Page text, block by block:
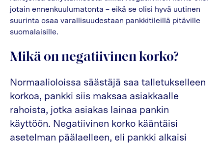
jotain ennenkuulumatonta – eikä se olisi hyvä uutinen
suurinta osaa varallisuudestaan pankkitileillä pitäville
suomalaisille.
Mikä on negatiivinen korko?
Normaalioloissa säästäjä saa talletukselleen
korkoa, pankki siis maksaa asiakkaalle
rahoista, jotka asiakas lainaa pankin
käyttöön. Negatiivinen korko kääntäisi
asetelman päälaelleen, eli pankki alkaisi